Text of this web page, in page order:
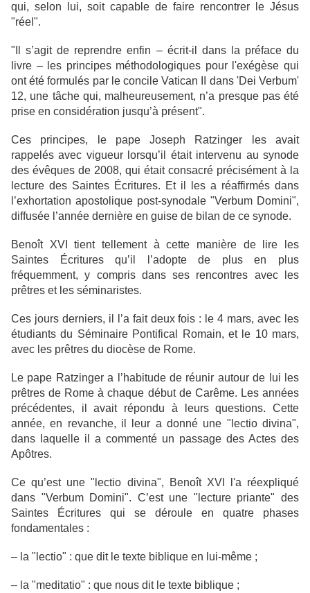
qui, selon lui, soit capable de faire rencontrer le Jésus
"réel".
"Il s’agit de reprendre enfin – écrit-il dans la préface du
livre – les principes méthodologiques pour l'exégèse qui
ont été formulés par le concile Vatican II dans 'Dei Verbum'
12, une tâche qui, malheureusement, n’a presque pas été
prise en considération jusqu’à présent".
Ces principes, le pape Joseph Ratzinger les avait
rappelés avec vigueur lorsqu’il était intervenu au synode
des évêques de 2008, qui était consacré précisément à la
lecture des Saintes Écritures. Et il les a réaffirmés dans
l’exhortation apostolique post-synodale "Verbum Domini",
diffusée l’année dernière en guise de bilan de ce synode.
Benoît XVI tient tellement à cette manière de lire les
Saintes Écritures qu’il l’adopte de plus en plus
fréquemment, y compris dans ses rencontres avec les
prêtres et les séminaristes.
Ces jours derniers, il l’a fait deux fois : le 4 mars, avec les
étudiants du Séminaire Pontifical Romain, et le 10 mars,
avec les prêtres du diocèse de Rome.
Le pape Ratzinger a l’habitude de réunir autour de lui les
prêtres de Rome à chaque début de Carême. Les années
précédentes, il avait répondu à leurs questions. Cette
année, en revanche, il leur a donné une "lectio divina",
dans laquelle il a commenté un passage des Actes des
Apôtres.
Ce qu’est une "lectio divina", Benoît XVI l'a réexpliqué
dans "Verbum Domini". C’est une "lecture priante" des
Saintes Écritures qui se déroule en quatre phases
fondamentales :
– la "lectio" : que dit le texte biblique en lui-même ;
– la "meditatio" : que nous dit le texte biblique ;